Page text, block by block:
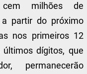
milhões de
partir do próximo
nos primeiros 12
dígitos, que
permanecerão